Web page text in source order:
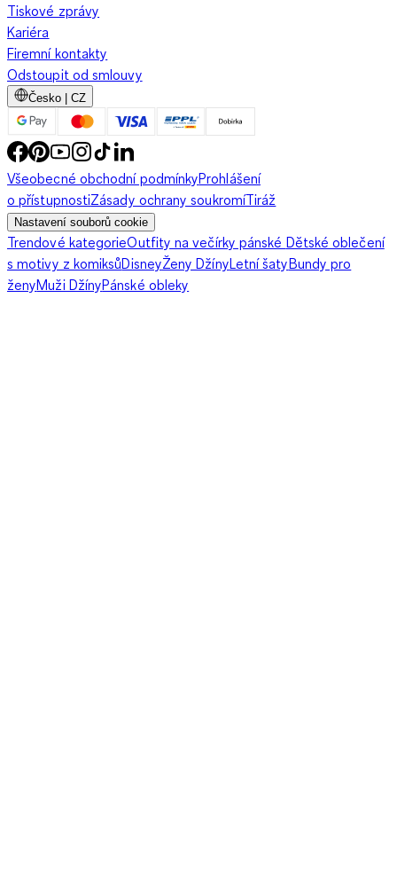
Tiskové zprávy
Kariéra
Firemní kontakty
Odstoupit od smlouvy
Česko | CZ
Všeobecné obchodní podmínkyProhlášení
o přístupnostiZásady ochrany soukromíTiráž
Nastavení souborů cookie
Trendové kategorieOutfity na večírky pánské Dětské oblečení
s motivy z komiksůDisneyŽeny DžínyLetní šatyBundy pro
ženyMuži DžínyPánské obleky